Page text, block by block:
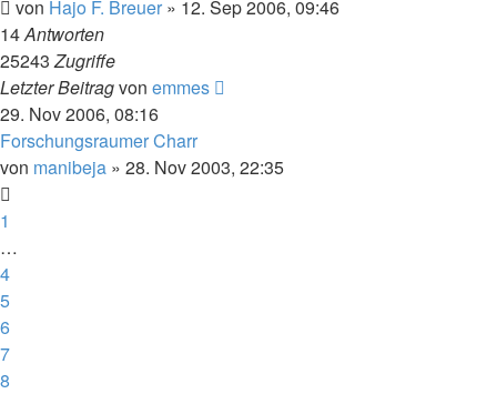
von Hajo F. Breuer » 12. Sep 2006, 09:46
14Antworten
25243Zugriffe
Letzter Beitragvon emmes
29. Nov 2006, 08:16
Forschungsraumer Charr
von manibeja » 28. Nov 2003, 22:35
1
…
4
5
6
7
8